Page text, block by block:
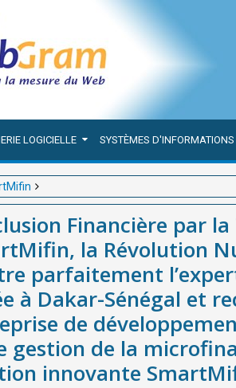
LOGICIELLE SYSTÈMES D'INFORMATIONS
par la Technologie en Afrique :
de WEBGRAM, société basée à
d’applications web, mobiles et de gestion
Financière par
la Révolution
parfaitement
à Dakar-Sénégal et
de
gestion de la
innovante